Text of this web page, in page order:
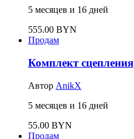
5 месяцев и 16 дней
555.00 BYN
Продам
Комплект сцепления
Автор AnikX
5 месяцев и 16 дней
55.00 BYN
Продам